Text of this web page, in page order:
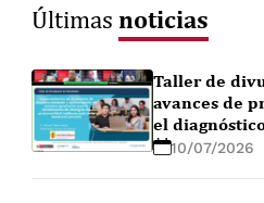
Últimasnoticias
Taller de
avances de
el
febriles en la
10/07/2026